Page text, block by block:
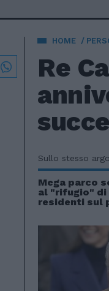
HOME
Re
Sullo stesso
Mega parco
al "rifugio" di
residenti sul